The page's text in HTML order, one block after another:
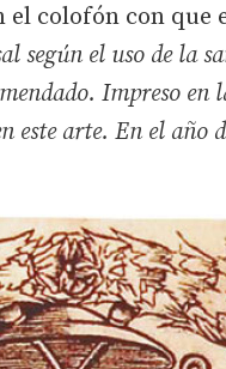
el colofón con
según el uso de la
Impreso en
este arte. En el año